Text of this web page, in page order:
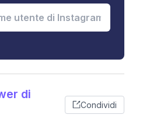
di
Condividi